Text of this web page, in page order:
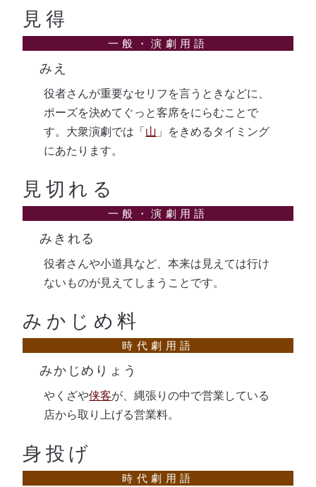
見得
みえ
役者さんが重要なセリフを言うときなどに、
ポーズを決めてぐっと客席をにらむことで
す。大衆演劇では「山 」をきめるタイミング
にあたります。
見切れる
みきれる
役者さんや小道具など、本来は見えては行け
ないものが見えてしまうことです。
みかじめ料
みかじめりょう
やくざや侠客が、縄張りの中で営業している
店から取り上げる営業料。
身投げ